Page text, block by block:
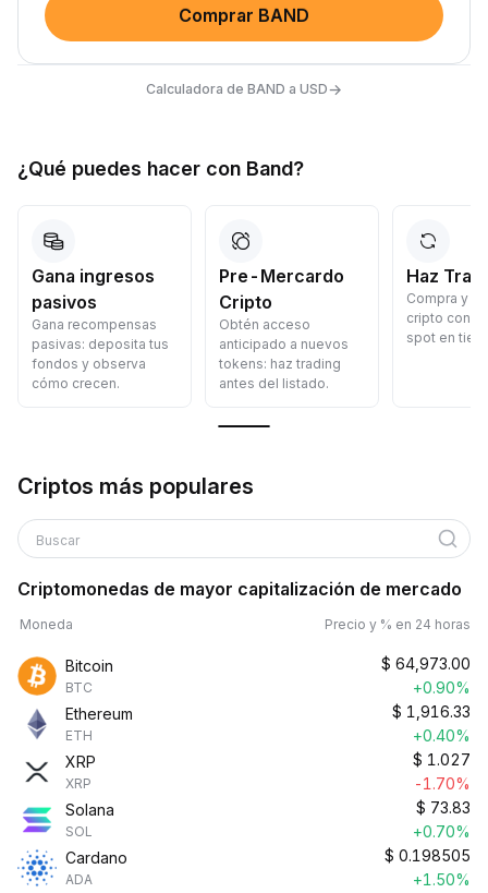
Comprar BAND
Calculadora de BAND a USD→
¿Qué puedes hacer con Band?
Gana ingresos
pasivos
Gana recompensas
pasivas: deposita tus
fondos y observa
cómo crecen.
Pre-Mercardo
Cripto
Obtén acceso
anticipado a nuevos
tokens: haz trading
antes del listado.
Haz
Compra y
cripto con
spot en
Criptos más populares
Buscar
Criptomonedas de mayor capitalización de mercado
Moneda Precio y % en 24 horas
Bitcoin
BTC
$ 64,973.00
+0.90%
Ethereum
ETH
$ 1,916.33
+0.40%
XRP
XRP
$ 1.027
-1.70%
Solana
SOL
$ 73.83
+0.70%
Cardano
ADA
$ 0.198505
+1.50%